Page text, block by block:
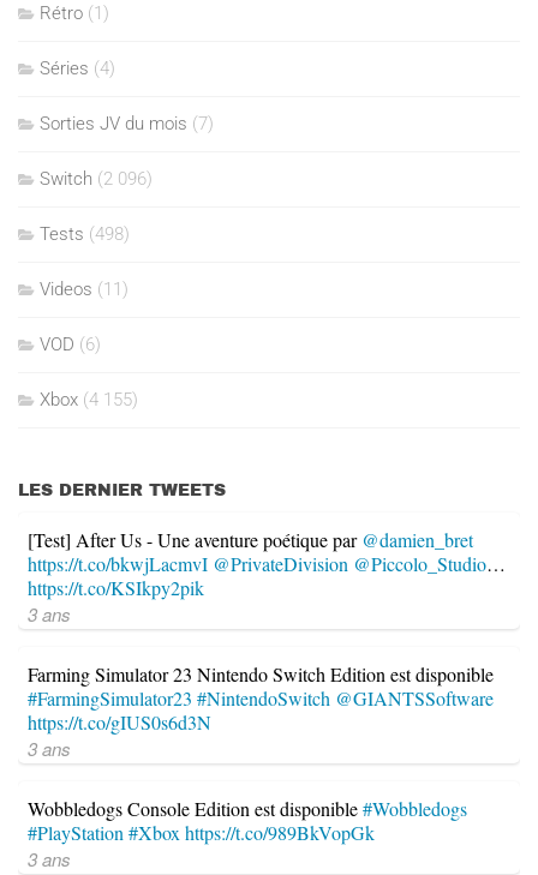
Rétro (1)
Séries (4)
Sorties JV du mois (7)
Switch (2 096)
Tests (498)
Videos (11)
VOD (6)
Xbox (4 155)
LES DERNIER TWEETS
[Test] After Us - Une aventure poétique par @damien_bret
https://t.co/bkwjLacmvI @PrivateDivision @Piccolo_Studio…
https://t.co/KSIkpy2pik
3 ans
Farming Simulator 23 Nintendo Switch Edition est disponible
#FarmingSimulator23 #NintendoSwitch @GIANTSSoftware
https://t.co/gIUS0s6d3N
3 ans
Wobbledogs Console Edition est disponible#Wobbledogs
#PlayStation#Xboxhttps://t.co/989BkVopGk
3 ans